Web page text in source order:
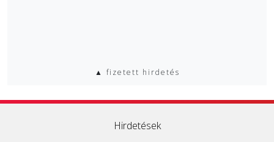
▲ fizetett hirdetés
Hirdetések